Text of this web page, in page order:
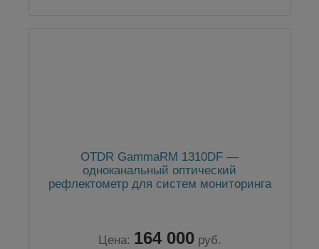
OTDR GammaRM 1310DF —
одноканальный оптический
рефлектометр для систем мониторинга
Цена: 164 000 руб.